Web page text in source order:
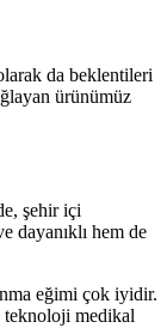
da beklentileri
ürünümüz
şehir içi
dayanıklı hem de
eğimi çok iyidir.
teknoloji medikal